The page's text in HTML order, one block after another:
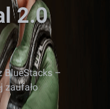
2.0
BlueStacks –
zaufało